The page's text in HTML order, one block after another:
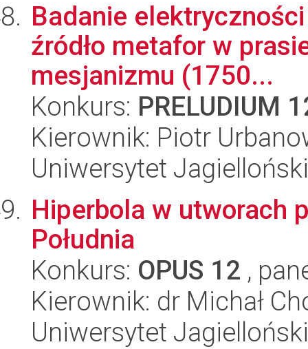
Badanie
źródło metafor w
mesjanizmu (1750...
Konkurs: PRELUDIUM
Kierownik: Piotr
Uniwersytet
Hiperbola w utworach
Południa
Konkurs: OPUS 12 ,
Kierownik: dr Michał
Uniwersytet